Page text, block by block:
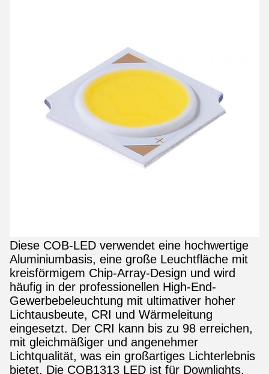
Diese COB-LED verwendet eine hochwertige
Aluminiumbasis, eine große Leuchtfläche mit
kreisförmigem Chip-Array-Design und wird
häufig in der professionellen High-End-
Gewerbebeleuchtung mit ultimativer hoher
Lichtausbeute, CRI und Wärmeleitung
eingesetzt. Der CRI kann bis zu 98 erreichen,
mit gleichmäßiger und angenehmer
Lichtqualität, was ein großartiges Lichterlebnis
bietet. Die COB1313 LED ist für Downlights,